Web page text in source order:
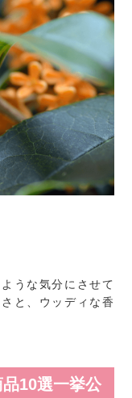
うな気分にさせて
と、ウッディな香
10選一挙公